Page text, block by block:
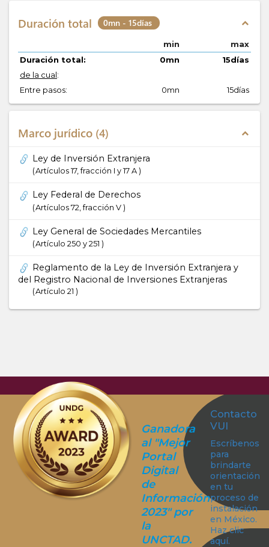
Duración total 0mn - 15días expand_less
min
max
Duración total:
0mn
15días
de la cual:
Entre pasos:
0mn 15días
Marco jurídico 4 expand_less
Ley de Inversión Extranjera
Artículos 17, fracción I y 17 A
Ley Federal de Derechos
Artículos 72, fracción V
Ley General de Sociedades Mercantiles
Artículo 250 y 251
Reglamento de la Ley de Inversión Extranjera y
del Registro Nacional de Inversiones Extranjeras
Artículo 21
Ganadora
al "Mejor
Portal
Digital
de
Información
2023" por
la
UNCTAD.
Contacto
VUI
Escríbenos
para
brindarte
orientación
en tu
proceso de
instalación
en México.
Haz clic
aquí.